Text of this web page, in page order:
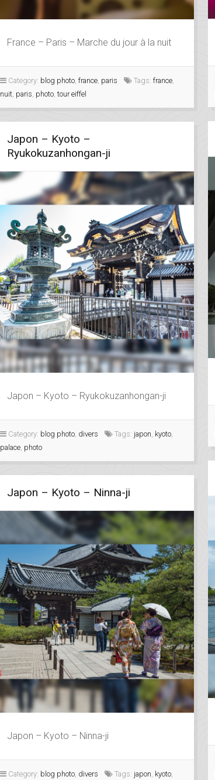
France – Paris – Marche du jour à la nuit
Category: blog photo, france, paris Tags: france,
nuit, paris, photo, tour eiffel
Japon – Kyoto –
Ryukokuzanhongan-ji
Japon – Kyoto – Ryukokuzanhongan-ji
Category: blog photo, divers Tags: japon, kyoto,
palace, photo
Japon – Kyoto – Ninna-ji
Japon – Kyoto – Ninna-ji
Category: blog photo, divers Tags: japon kyoto,